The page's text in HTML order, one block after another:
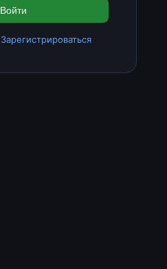
Войти
Зарегистрироваться